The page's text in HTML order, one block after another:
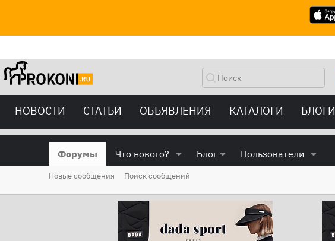
НОВОСТИ СТАТЬИ ОБЪЯВЛЕНИЯ КАТАЛОГИ БЛОГИ
Форумы Что нового? Блог Пользователи
Новые сообщения Поиск сообщений